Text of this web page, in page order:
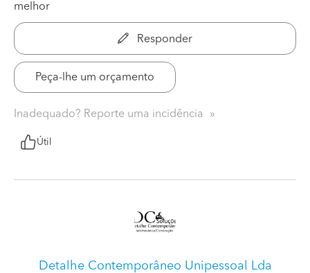
melhor
Responder
Peça-lhe um orçamento
Inadequado? Reporte uma incidência
Útil
Detalhe Contemporâneo Unipessoal Lda